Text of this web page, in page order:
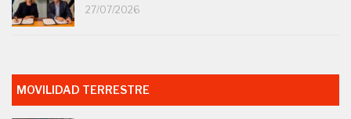
27/07/2026
MOVILIDAD TERRESTRE